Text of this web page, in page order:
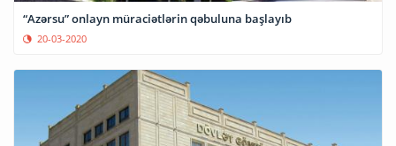
“Azərsu” onlayn müraciətlərin qəbuluna başlayıb
20-03-2020